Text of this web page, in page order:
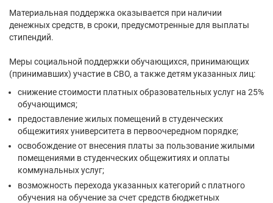
Материальная поддержка оказывается при наличии
денежных средств, в сроки, предусмотренные для выплаты
стипендий.
Меры социальной поддержки обучающихся, принимающих
(принимавших) участие в СВО, а также детям указанных лиц:
снижение стоимости платных образовательных услуг на 25%
обучающимся;
предоставление жилых помещений в студенческих
общежитиях университета в первоочередном порядке;
освобождение от внесения платы за пользование жилыми
помещениями в студенческих общежитиях и оплаты
коммунальных услуг;
возможность перехода указанных категорий с платного
обучения на обучение за счет средств бюджетных